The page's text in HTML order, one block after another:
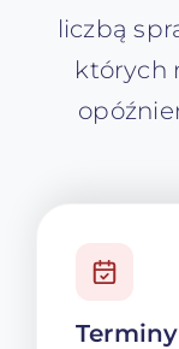
liczbą
których